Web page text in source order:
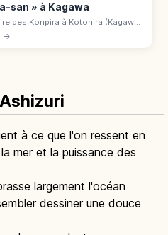
san » à Kagawa
des Konpira à Kotohira (Kagawa),
dieu de la mer Ōmononushi : 1 368
jusqu'à Okusha, peintures
→
à ce que l'on ressent en
mer et la puissance des
largement l'océan
dessiner une douce